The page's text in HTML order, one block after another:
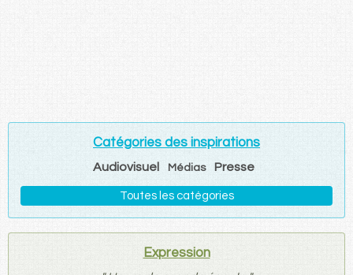
Catégories des inspirations
Audiovisuel Médias Presse
Toutes les catégories
Expression